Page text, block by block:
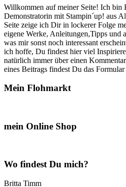
der
neue
Willkommen auf meiner Seite! Ich bin
Demonstratorin mit Stampin´up! aus
Seite zeige ich Dir in lockerer Folge
eigene Werke, Anleitungen,Tipps und
was mir sonst noch interessant
ich hoffe, Du findest hier viel
natürlich immer über einen
eines Beitrags findest Du das
Mein Flohmarkt
mein Online Shop
Wo findest Du mich?
Britta Timm